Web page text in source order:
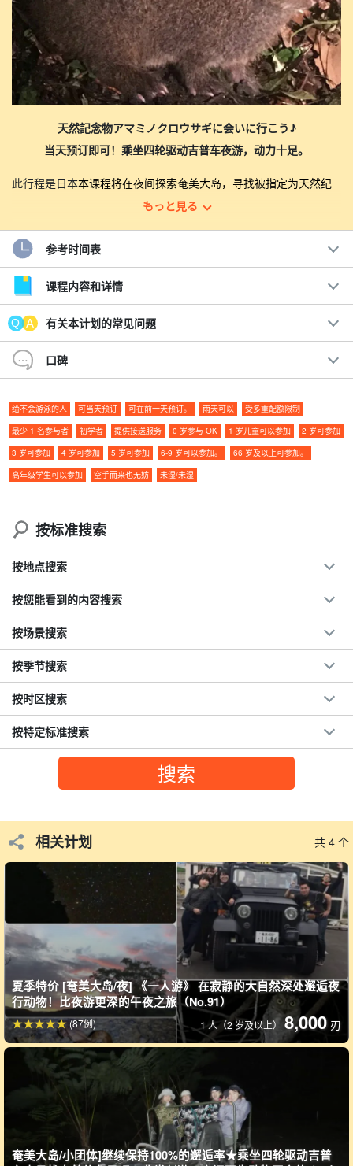
天然記念物アマミノクロウサギに会いに行こう♪
当天预订即可！乘坐四轮驱动吉普车夜游，动力十足。
此行程是日本本课程将在夜间探索奄美大岛，寻找被指定为天然纪
顾客可以随意观察和拍摄奄美兔，直到满意为止。
建议。
◆ 活动前一天和当天的最后预订可以接受
◆ 0 岁的儿童也可一起参加。
1人起订（最多8人）
◆
最长提前 3 天免费取消
◆ 可停车随意观赏。
◆ 无遮挡吉普车向导！
由拥有 15 年以上经验的导游带领。
短时间内满意：以时间绩效为导向！
您一定想看看奄美兔！ 在短时间内找到它们！
◆如果看不到奄美兔，还包括全额退款保证！
细致的解释和观察！请随时与我联系☆。
在车内可以安全地观察到它，偶尔还可以
自由观察，这给了您很大的自由度。
这是一次近距离观赏夜间野生动物的难得机会！
可以遇到的生物（例如）
◆ 奄奄一息的兔子
◆Lyukyu 鸱（Otus bakkamoena）
◆Amami 山鹬。
◆ 枢纽
青蛙
◆ 萤火虫等
附注（补充信息） 文号
由于它们是野生动物，并不总能看到。
请注意，这可能因季节而异。
もっと見る
参考时间表
课程内容和详情
有关本计划的常见问题
口碑
给不会游泳的人 可当天预订 可在前一天预订。 雨天可以
受多重配额限制
最少 1 名参与者
初学者 提供接送服务 0 岁参与 OK 1 岁儿童可以参加
2 岁可参加
3 岁可参加
4 岁可参加 5 岁可参加 6-9 岁可以参加。
66 岁及以上可参加。
高年级学生可以参加
空手而来也无妨 未湿/未湿
按标准搜索
按地点搜索
按您能看到的内容搜索
按场景搜索
按季节搜索
按时区搜索
按特定标准搜索
相关计划 共 4 个
夏季特价 [奄美大岛/夜] 《一人游》 在寂静的大自然深处邂逅夜
行动物！比夜游更深的午夜之旅（No.91）
1 人（2 岁及以上） 8,000 刃
(87例)
奄美大岛/小团体]继续保持100%的邂逅率★乘坐四轮驱动吉普